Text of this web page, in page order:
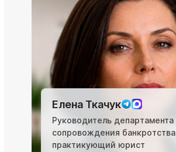
Елена Ткачук
Руководитель департамента
сопровождения банкротства,
практикующий юрист